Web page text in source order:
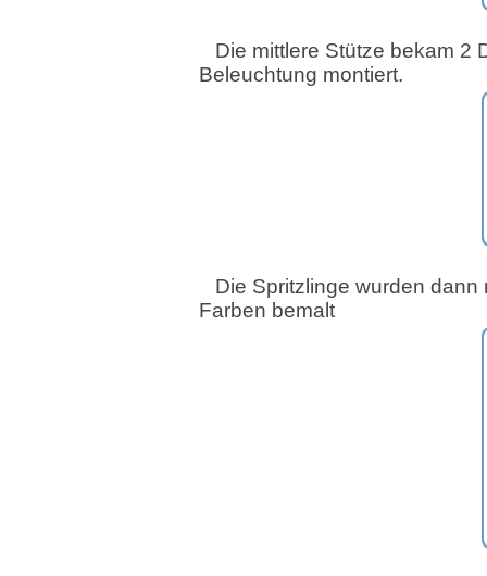
Die mittlere Stütze bekam 2
Beleuchtung montiert.
Die Spritzlinge wurden dann
Farben bemalt